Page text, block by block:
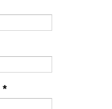
*